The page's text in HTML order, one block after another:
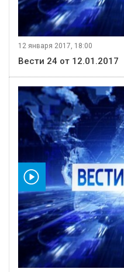
12 января 2017, 18:00
Вести 24 от 12.01.2017